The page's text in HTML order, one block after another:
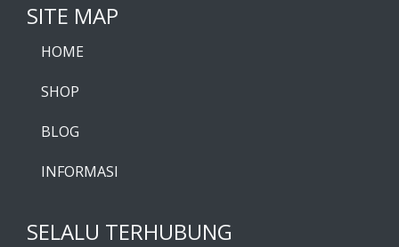
SITE MAP
HOME
SHOP
BLOG
INFORMASI
SELALU TERHUBUNG